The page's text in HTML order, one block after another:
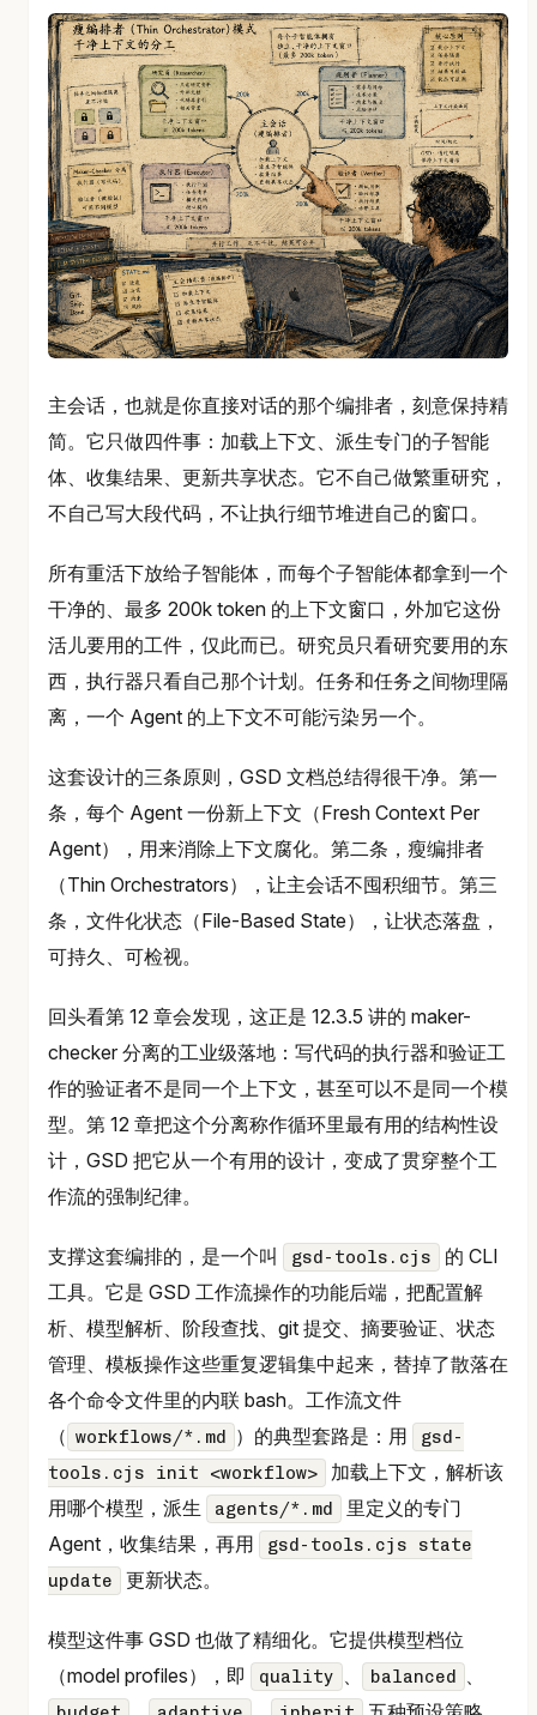
主会话，也就是你直接对话的那个编排者，刻意保持精
简。它只做四件事：加载上下文、派生专门的子智能
体、收集结果、更新共享状态。它不自己做繁重研究，
不自己写大段代码，不让执行细节堆进自己的窗口。
所有重活下放给子智能体，而每个子智能体都拿到一个
干净的、最多 200k token 的上下文窗口，外加它这份
活儿要用的工件，仅此而已。研究员只看研究要用的东
西，执行器只看自己那个计划。任务和任务之间物理隔
离，一个 Agent 的上下文不可能污染另一个。
这套设计的三条原则，GSD 文档总结得很干净。第一
条，每个 Agent 一份新上下文（Fresh Context Per
Agent），用来消除上下文腐化。第二条，瘦编排者
（Thin Orchestrators），让主会话不囤积细节。第三
条，文件化状态（File-Based State），让状态落盘，
可持久、可检视。
回头看第 12 章会发现，这正是 12.3.5 讲的 maker-
checker 分离的工业级落地：写代码的执行器和验证工
作的验证者不是同一个上下文，甚至可以不是同一个模
型。第 12 章把这个分离称作循环里最有用的结构性设
计，GSD 把它从一个有用的设计，变成了贯穿整个工
作流的强制纪律。
支撑这套编排的，是一个叫 gsd-tools.cjs
的 CLI
工具。它是 GSD 工作流操作的功能后端，把配置解
析、模型解析、阶段查找、git 提交、摘要验证、状态
管理、模板操作这些重复逻辑集中起来，替掉了散落在
各个命令文件里的内联 bash。工作流文件
（ workflows/*.md ）的典型套路是：用
gsd-
tools.cjs init <workflow>
加载上下文，解析该
用哪个模型，派生
agents/*.md
里定义的专门
Agent，收集结果，再用
gsd-tools.cjs state
update
更新状态。
模型这件事 GSD 也做了精细化。它提供模型档位
（model profiles），即
quality balanced